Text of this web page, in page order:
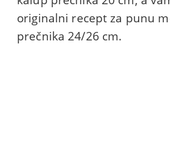
originalni recept za punu
prečnika 24/26 cm.